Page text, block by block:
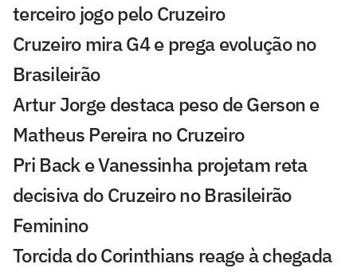
terceiro jogo pelo Cruzeiro
Cruzeiro mira G4 e prega evolução no
Brasileirão
Artur Jorge destaca peso de Gerson e
Matheus Pereira no Cruzeiro
Pri Back e Vanessinha projetam reta
decisiva do Cruzeiro no Brasileirão
Feminino
Torcida do Corinthians reage à chegada